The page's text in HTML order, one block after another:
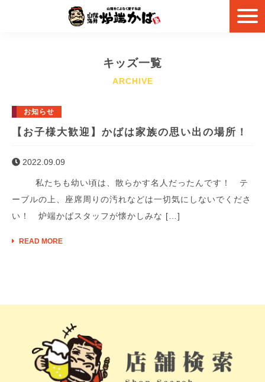
キッズ一覧
お知らせ
【お子様大歓迎】かばは家族の思い出の場所！
2022.09.09
私たちも幼い頃は、散らかす名人だったんです！ テ
ーブルの上、座席周りの汚れなどは一切気にしないでくださ
い！ 炉端かばスタッフが懐かしみな […]
READ MORE